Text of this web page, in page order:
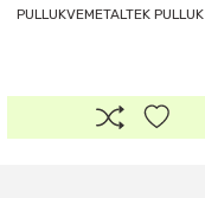
PULLUKVEMETALTEK PULLUK